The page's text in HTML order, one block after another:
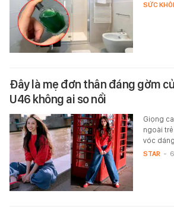
SỨC
Đây là mẹ đơn thân đáng gờm
U46 không ai so nổi
Giọng
ngoài
vóc
STAR -